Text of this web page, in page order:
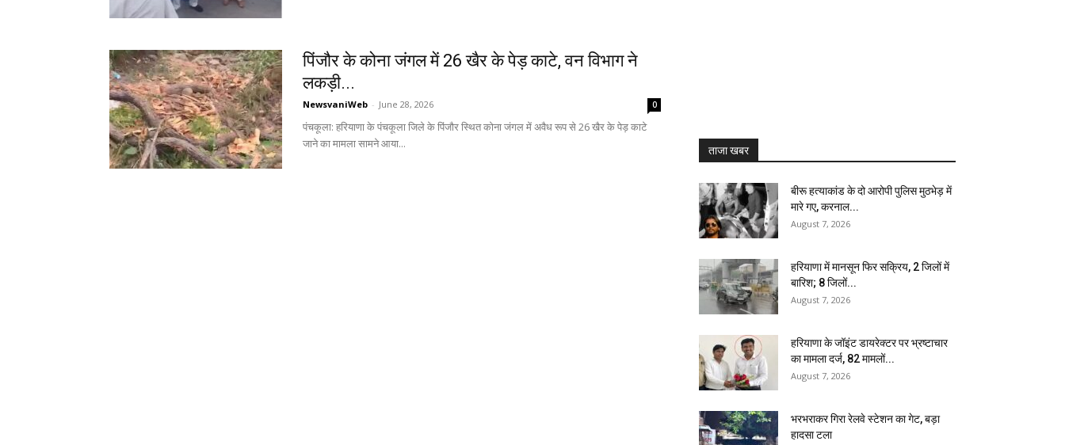
पिंजौर के कोना जंगल में 26 खैर के पेड़ काटे, वन विभाग ने
लकड़ी...
NewsvaniWeb - June 28, 2026 0
पंचकूला: हरियाणा के पंचकूला जिले के पिंजौर स्थित कोना जंगल में अवैध रूप से 26 खैर के पेड़ काटे
जाने का मामला सामने आया...
ताजा खबर
बीरू हत्याकांड के दो आरोपी पुलिस मुठभेड़ में
मारे गए, करनाल...
August 7, 2026
हरियाणा में मानसून फिर सक्रिय, 2 जिलों में
बारिश; 8 जिलों...
August 7, 2026
हरियाणा के जॉइंट डायरेक्टर पर भ्रष्टाचार
का मामला दर्ज, 82 मामलों...
August 7, 2026
भरभराकर गिरा रेलवे स्टेशन का गेट, बड़ा
हादसा टला